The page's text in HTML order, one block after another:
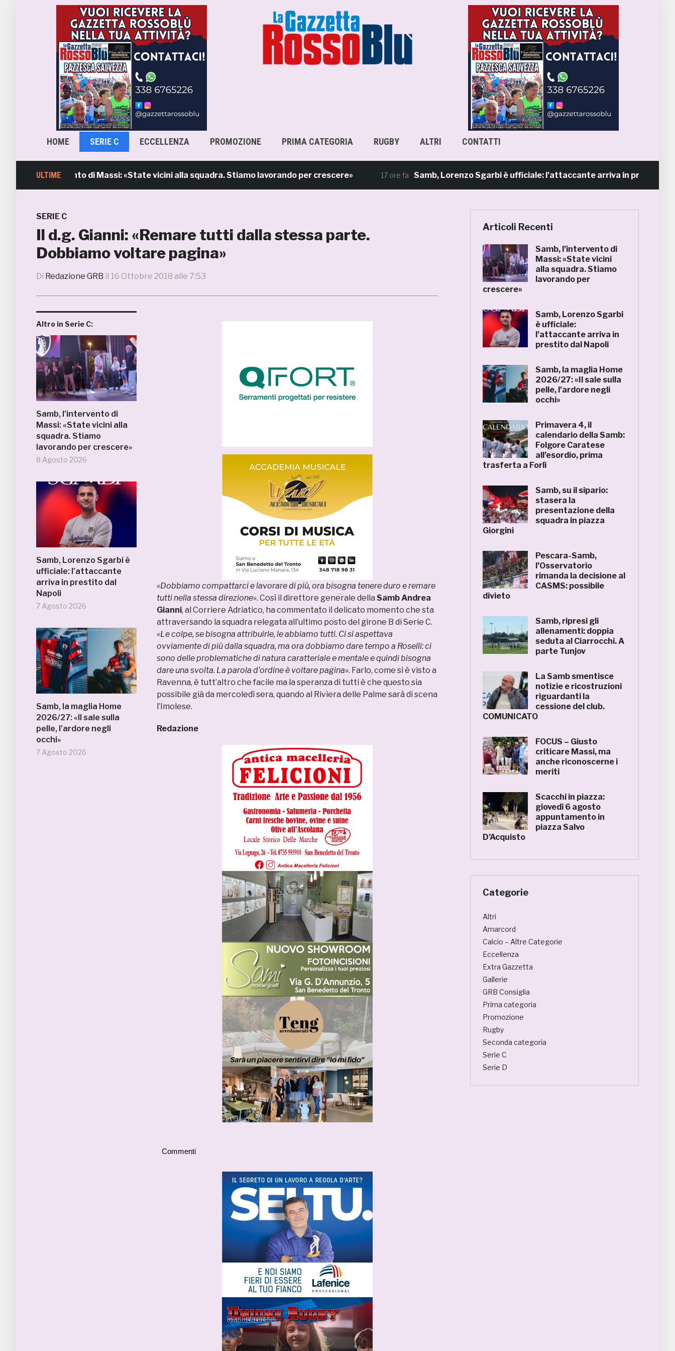
HOME SERIE C ECCELLENZA PROMOZIONE PRIMA CATEGORIA RUGBY ALTRI CONTATTI
ULTIME
l’intervento di Massi: «State vicini alla squadra. Stiamo lavorando per crescere» 17 ore fa Samb, Lorenzo Sgarbi è ufficiale: l’attaccante arriva in prestito dal
SERIE C
Il d.g. Gianni: «Remare tutti dalla stessa parte.
Dobbiamo voltare pagina»
Di Redazione GRB il 16 Ottobre 2018 alle 7:53
Altro in Serie C:
Samb, l’intervento di
Massi: «State vicini alla
squadra. Stiamo
lavorando per crescere»
8 Agosto 2026
Samb, Lorenzo Sgarbi è
ufficiale: l’attaccante
arriva in prestito dal
Napoli
7 Agosto 2026
Samb, la maglia Home
2026/27: «Il sale sulla
pelle, l’ardore negli
occhi»
7 Agosto 2026
«Dobbiamo compattarci e lavorare di più, ora bisogna tenere duro e remare
tutti nella stessa direzione». Così il direttore generale della Samb Andrea
Gianni, al Corriere Adriatico, ha commentato il delicato momento che sta
attraversando la squadra relegata all’ultimo posto del girone B di Serie C.
«Le colpe, se bisogna attribuirle, le abbiamo tutti. Ci si aspettava
ovviamente di più dalla squadra, ma ora dobbiamo dare tempo a Roselli: ci
sono delle problematiche di natura caratteriale e mentale e quindi bisogna
dare una svolta. La parola d’ordine è voltare pagina». Farlo, come si è visto a
Ravenna, è tutt’altro che facile ma la speranza di tutti è che questo sia
possibile già da mercoledì sera, quando al Riviera delle Palme sarà di scena
l’Imolese.
Redazione
Commenti
Articoli Recenti
Samb, l’intervento di
Massi: «State vicini
alla squadra. Stiamo
lavorando per
crescere»
Samb, Lorenzo Sgarbi
è ufficiale:
l’attaccante arriva in
prestito dal Napoli
Samb, la maglia Home
2026/27: «Il sale sulla
pelle, l’ardore negli
occhi»
Primavera 4, il
calendario della Samb:
Folgore Caratese
all’esordio, prima
trasferta a Forlì
Samb, su il sipario:
stasera la
presentazione della
squadra in piazza
Giorgini
Pescara-Samb,
l’Osservatorio
rimanda la decisione al
CASMS: possibile
divieto
Samb, ripresi gli
allenamenti: doppia
seduta al Ciarrocchi. A
parte Tunjov
La Samb smentisce
notizie e ricostruzioni
riguardanti la
cessione del club.
COMUNICATO
FOCUS – Giusto
criticare Massi, ma
anche riconoscerne i
meriti
Scacchi in piazza:
giovedì 6 agosto
appuntamento in
piazza Salvo
D’Acquisto
Categorie
Altri
Amarcord
Calcio – Altre Categorie
Eccellenza
Extra Gazzetta
Gallerie
GRB Consiglia
Prima categoria
Promozione
Rugby
Seconda categoria
Serie C
Serie D